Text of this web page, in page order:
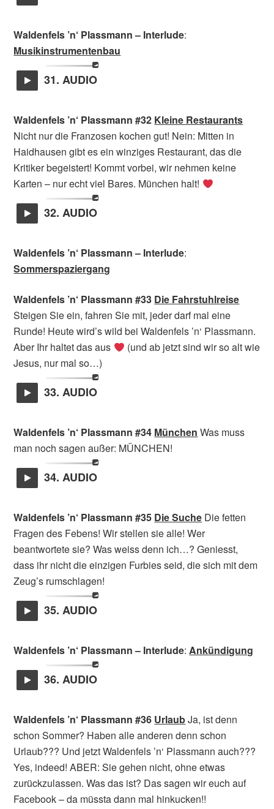
Waldenfels ’n‘ Plassmann – Interlude:
Musikinstrumentenbau
31. AUDIO
Waldenfels ’n‘ Plassmann #32 Kleine Restaurants
Nicht nur die Franzosen kochen gut! Nein: Mitten in
Haidhausen gibt es ein winziges Restaurant, das die
Kritiker begeistert! Kommt vorbei, wir nehmen keine
Karten – nur echt viel Bares. München halt!
32. AUDIO
Waldenfels ’n‘ Plassmann – Interlude:
Sommerspaziergang
Waldenfels ’n‘ Plassmann #33 Die Fahrstuhlreise
Steigen Sie ein, fahren Sie mit, jeder darf mal eine
Runde! Heute wird’s wild bei Waldenfels ’n‘ Plassmann.
Aber Ihr haltet das aus
(und ab jetzt sind wir so alt wie
Jesus, nur mal so…)
33. AUDIO
Waldenfels ’n‘ Plassmann #34 München Was muss
man noch sagen außer: MÜNCHEN!
34. AUDIO
Waldenfels ’n‘ Plassmann #35 Die Suche Die fetten
Fragen des Febens! Wir stellen sie alle! Wer
beantwortete sie? Was weiss denn ich…? Geniesst,
dass ihr nicht die einzigen Furbies seid, die sich mit dem
Zeug’s rumschlagen!
35. AUDIO
Waldenfels ’n‘ Plassmann – Interlude:Ankündigung
36. AUDIO
Waldenfels ’n‘ Plassmann #36 UrlaubJa, ist denn
schon Sommer? Haben alle anderen denn schon
Urlaub??? Und jetzt Waldenfels ’n‘ Plassmann auch???
Yes, indeed! ABER: Sie gehen nicht, ohne etwas
zurückzulassen. Was das ist? Das sagen wir euch auf
Facebook – da müssta dann mal hinkucken!!